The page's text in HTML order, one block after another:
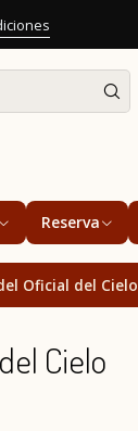
Reserva
Oficial del Cielo
Cielo